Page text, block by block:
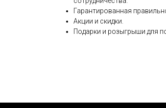
Гарантированная
Акции и скидки.
Подарки и розыгрыши для